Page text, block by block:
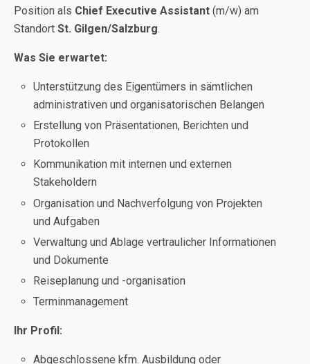
Position als Chief Executive Assistant (m/w) am
Standort St. Gilgen/Salzburg.
Was Sie erwartet:
Unterstützung des Eigentümers in sämtlichen
administrativen und organisatorischen Belangen
Erstellung von Präsentationen, Berichten und
Protokollen
Kommunikation mit internen und externen
Stakeholdern
Organisation und Nachverfolgung von Projekten
und Aufgaben
Verwaltung und Ablage vertraulicher Informationen
und Dokumente
Reiseplanung und -organisation
Terminmanagement
Ihr Profil:
Abgeschlossene kfm. Ausbildung oder